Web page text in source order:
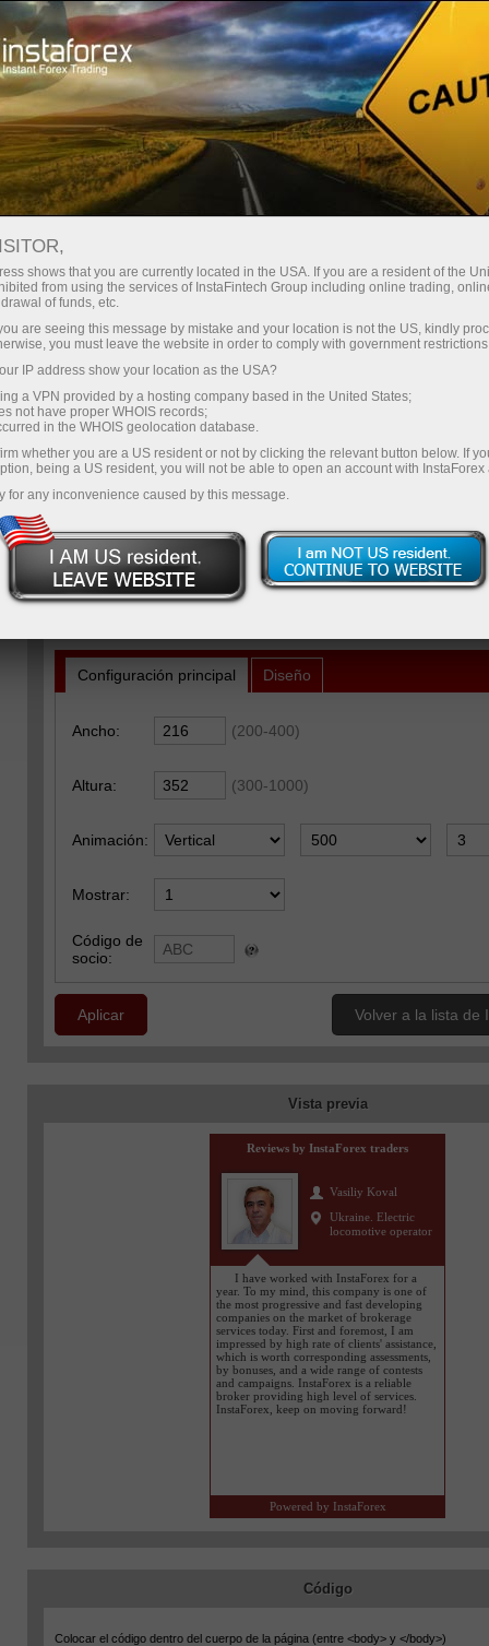
Partners area
InstaForex Informers
HERRAMIENTAS WEB
INSTAFOREX: OPINIONES
DE TRADERS
Abra una cuenta de operaciones
Abra una cuenta demo
Configuración principal Diseño
Ancho: (200-400)
Altura: (300-1000)
Animación:
Mostrar:
Código de
socio:
Aplicar Volver a la lista de
Vista previa
Código
Colocar el código dentro del cuerpo de la página (entre <body> y </body>)
shows that you are currently located in the USA. If you are a resident of the
from using the services of InstaFintech Group including online trading,
of funds, etc.
are seeing this message by mistake and your location is not the US, kindly
you must leave the website in order to comply with government
IP address show your location as the USA?
a VPN provided by a hosting company based in the United States;
not have proper WHOIS records;
in the WHOIS geolocation database.
whether you are a US resident or not by clicking the relevant button below. If
being a US resident, you will not be able to open an account with InstaForex
for any inconvenience caused by this message.